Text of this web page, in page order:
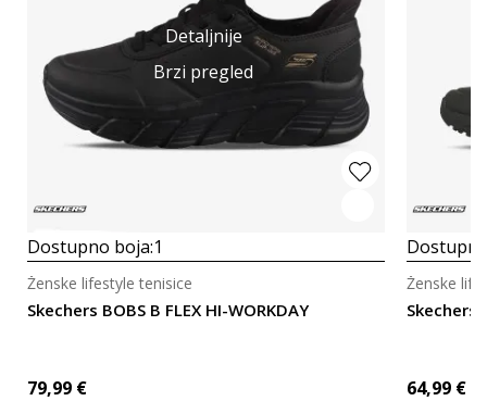
Detaljnije
Brzi pregled
Dostupno boja:1
Skechers BOBS B FLEX HI-WORKDAY
Ženske lifestyle tenisice
79,99 €
Skechers
Ženske
64,99 €